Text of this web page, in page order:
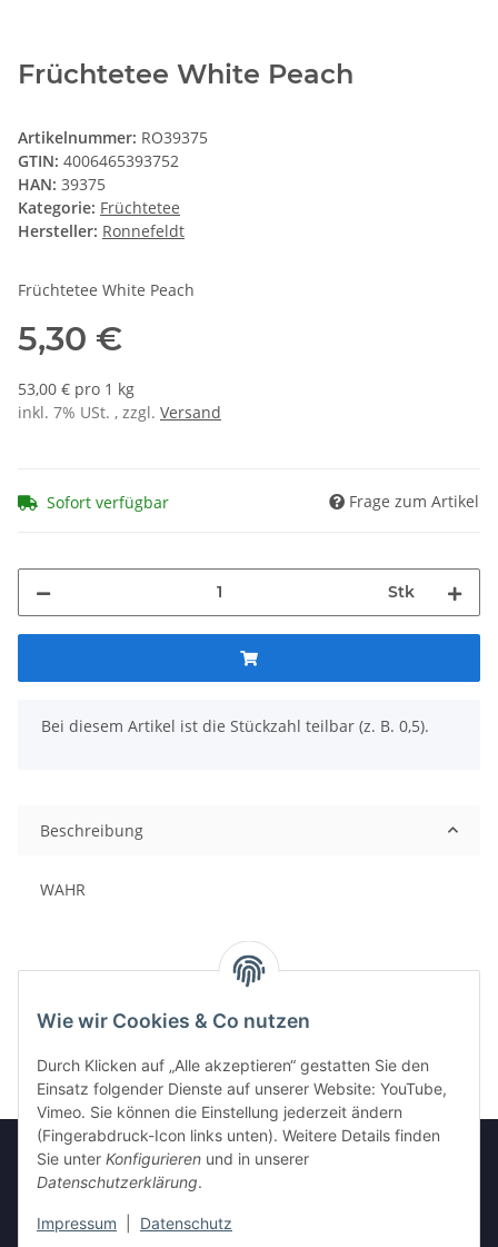
Wie wir Cookies & Co nutzen
Durch Klicken auf „Alle akzeptieren“ gestatten Sie den
Einsatz folgender Dienste auf unserer Website: YouTube,
Vimeo. Sie können die Einstellung jederzeit ändern
(Fingerabdruck-Icon links unten). Weitere Details finden
Sie unter Konfigurieren und in unserer
Datenschutzerklärung.
Impressum Datenschutz
Früchtetee White Peach
Artikelnummer: RO39375
GTIN: 4006465393752
HAN: 39375
Kategorie: Früchtetee
Hersteller: Ronnefeldt
Früchtetee White Peach
5,30 €
53,00 € pro 1 kg
inkl. 7% USt. , zzgl. Versand
Sofort verfügbar Frage zum Artikel
Stk
x
Bei diesem Artikel ist die Stückzahl teilbar (z. B. 0,5).
Beschreibung
WAHR